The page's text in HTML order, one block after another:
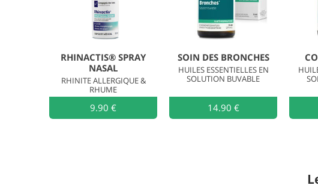
RHINACTIS® SPRAY
NASAL
RHINITE ALLERGIQUE &
RHUME
9.90 € Ajouter au
SOIN DES BRONCHES
HUILES ESSENTIELLES EN
SOLUTION BUVABLE
14.90 €